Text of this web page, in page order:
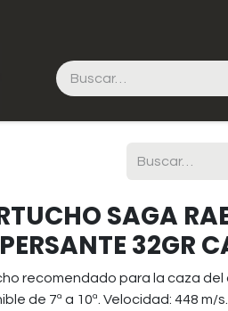
SAGA
32GR
recomendado para la caza del
de 7ª a 10ª. Velocidad: 448 m/s.